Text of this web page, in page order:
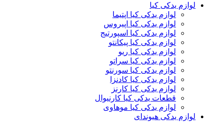
لوازم یدکی کیا
لوازم یدکی کیا اپتیما
لوازم یدکی کیا اپیروس
لوازم یدکی کیا اسپورتیج
لوازم یدکی کیا پیکانتو
لوازم یدکی کیا ریو
لوازم یدکی کیا سراتو
لوازم یدکی کیا سورنتو
لوازم یدکی کیا کادنزا
لوازم یدکی کیا کارنز
قطعات یدکی کیا کارنیوال
لوازم یدکی کیا موهاوی
لوازم یدکی هیوندای